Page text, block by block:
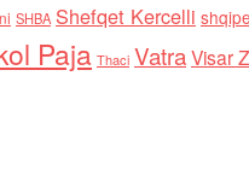
SHBA Shefqet Kercelli
Paja Thaci VatraVisar